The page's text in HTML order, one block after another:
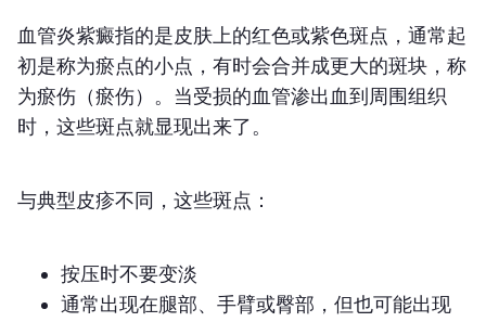
血管炎紫癜指的是皮肤上的红色或紫色斑点，通常起
初是称为瘀点的小点，有时会合并成更大的斑块，称
为瘀伤（瘀伤）。当受损的血管渗出血到周围组织
时，这些斑点就显现出来了。
与典型皮疹不同，这些斑点：
按压时不要变淡
通常出现在腿部、手臂或臀部，但也可能出现